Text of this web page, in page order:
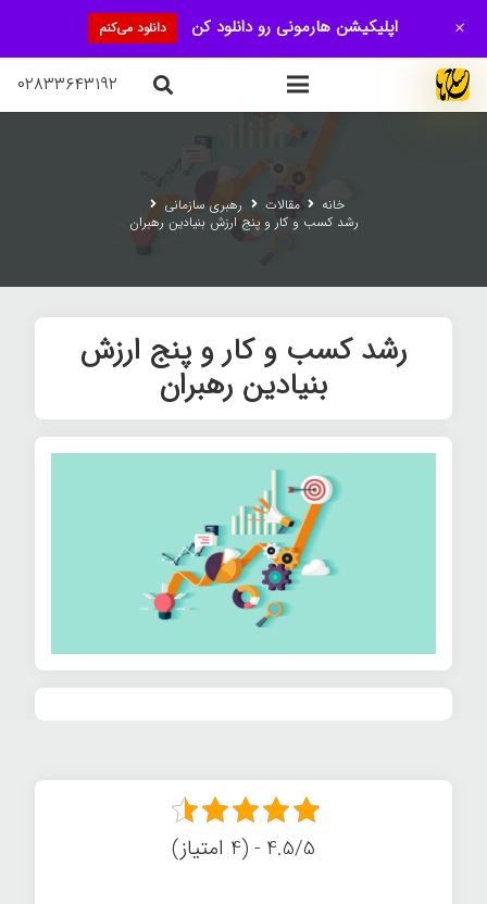
۰۲۸۳۳۶۴۳۱۹۲
خانه مقالات
رهبری سازمانی
رشد کسب و کار و پنج ارزش بنیادین رهبران
رشد کسب و کار و پنج ارزش
بنیادین رهبران
4.5/5 - (4 امتیاز)
اپلیکیشن هارمونی رو دانلود کن دانلود می‌کنم +